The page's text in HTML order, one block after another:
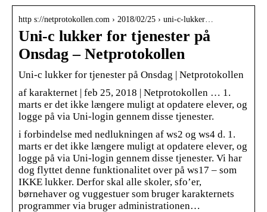
http s://netprotokollen.com › 2018/02/25 › uni-c-lukker…
Uni-c lukker for tjenester på
Onsdag – Netprotokollen
Uni-c lukker for tjenester på Onsdag | Netprotokollen
af karakternet | feb 25, 2018 | Netprotokollen … 1.
marts er det ikke længere muligt at opdatere elever, og
logge på via Uni-login gennem disse tjenester.
i forbindelse med nedlukningen af ws2 og ws4 d. 1.
marts er det ikke længere muligt at opdatere elever, og
logge på via Uni-login gennem disse tjenester. Vi har
dog flyttet denne funktionalitet over på ws17 – som
IKKE lukker. Derfor skal alle skoler, sfo’er,
børnehaver og vuggestuer som bruger karakternets
programmer via bruger administrationen…